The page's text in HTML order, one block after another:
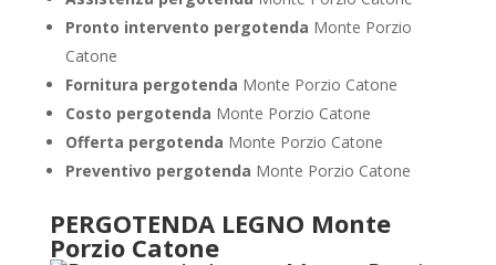
Pronto intervento pergotenda Monte Porzio
Catone
Fornitura pergotenda Monte Porzio Catone
Costo pergotenda Monte Porzio Catone
Offerta pergotenda Monte Porzio Catone
Preventivo pergotenda Monte Porzio Catone
PERGOTENDA LEGNO Monte
Porzio Catone